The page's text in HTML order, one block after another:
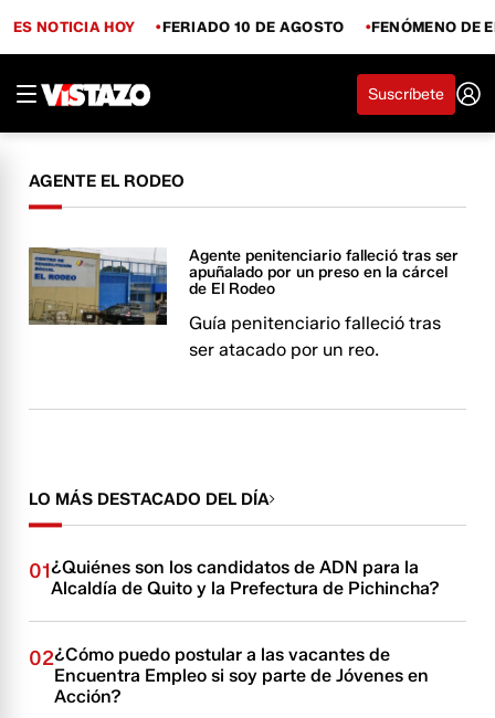
ES NOTICIA HOY FERIADO 10 DE AGOSTO FENÓMENO DE
Suscríbete
AGENTE EL RODEO
Agente penitenciario falleció tras ser
apuñalado por un preso en la cárcel
de El Rodeo
Guía penitenciario falleció tras
ser atacado por un reo.
LO MÁS DESTACADO DEL DÍA
01¿Quiénes son los candidatos de ADN para la
Alcaldía de Quito y la Prefectura de Pichincha?
02¿Cómo puedo postular a las vacantes de
Encuentra Empleo si soy parte de Jóvenes en
Acción?